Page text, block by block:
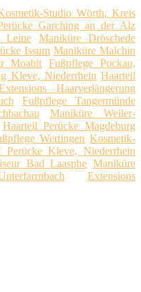
Studio Wörth, Kreis
Garching an der Alz
Leine
Maniküre Dröschede
Issum Maniküre Malchin
Moabit
Fußpflege Pockau,
Kleve, Niederrhein Haarteil
Haarverlängerung
Fußpflege Tangermünde
Maniküre Weiler-
Haarteil Perücke Magdeburg
Wertingen Kosmetik-
Perücke Kleve, Niederrhein
Bad Laasphe Maniküre
Extensions